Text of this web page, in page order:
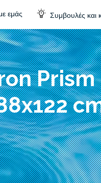
εμάς Συμβουλές και